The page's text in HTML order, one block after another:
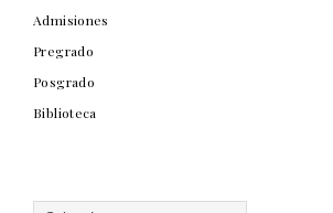
Admisiones
Pregrado
Posgrado
Biblioteca